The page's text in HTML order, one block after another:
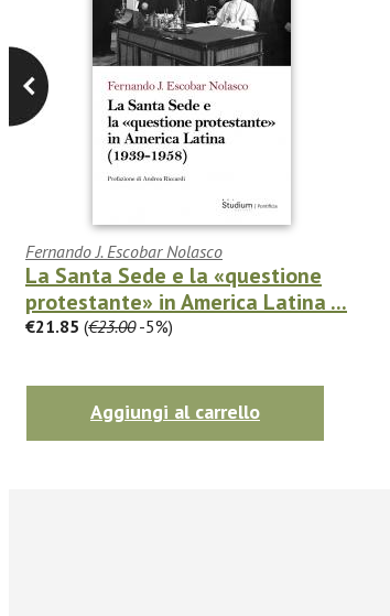
Fernando J. Escobar Nolasco
La Santa Sede e la «questione
protestante» in America Latina ...
€21.85 (€23.00-5%)
Aggiungi al carrello